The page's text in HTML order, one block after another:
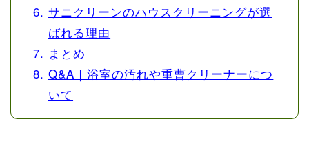
サニクリーンのハウスクリーニングが選
ばれる理由
まとめ
Q&A｜浴室の汚れや重曹クリーナーにつ
いて